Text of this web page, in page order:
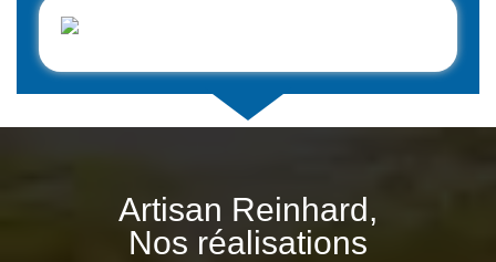
Artisan Reinhard,
Nos réalisations